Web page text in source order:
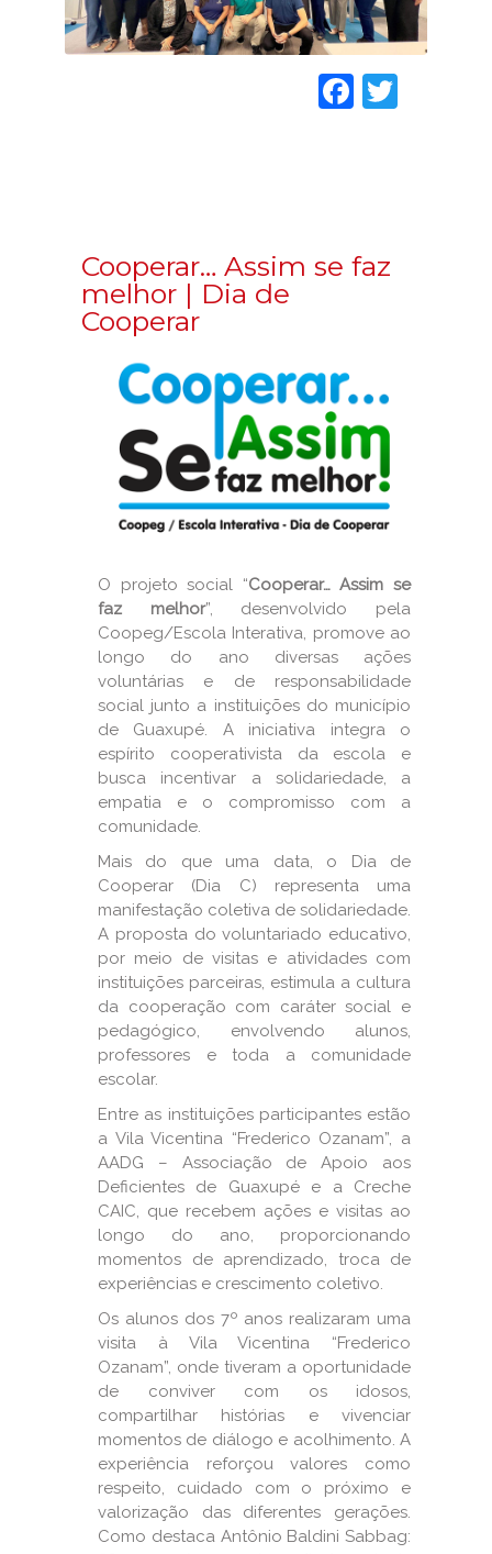
Cooperar… Assim se faz
melhor | Dia de
Cooperar
O projeto social “Cooperar… Assim se
faz melhor”, desenvolvido pela
Coopeg/Escola Interativa, promove ao
longo do ano diversas ações
voluntárias e de responsabilidade
social junto a instituições do município
de Guaxupé. A iniciativa integra o
espírito cooperativista da escola e
busca incentivar a solidariedade, a
empatia e o compromisso com a
comunidade.
Mais do que uma data, o Dia de
Cooperar (Dia C) representa uma
manifestação coletiva de solidariedade.
A proposta do voluntariado educativo,
por meio de visitas e atividades com
instituições parceiras, estimula a cultura
da cooperação com caráter social e
pedagógico, envolvendo alunos,
professores e toda a comunidade
escolar.
Entre as instituições participantes estão
a Vila Vicentina “Frederico Ozanam”, a
AADG – Associação de Apoio aos
Deficientes de Guaxupé e a Creche
CAIC, que recebem ações e visitas ao
longo do ano, proporcionando
momentos de aprendizado, troca de
experiências e crescimento coletivo.
Os alunos dos 7º anos realizaram uma
visita à Vila Vicentina “Frederico
Ozanam”, onde tiveram a oportunidade
de conviver com os idosos,
compartilhar histórias e vivenciar
momentos de diálogo e acolhimento. A
experiência reforçou valores como
respeito, cuidado com o próximo e
valorização das diferentes gerações.
Como destaca Antônio Baldini Sabbag: